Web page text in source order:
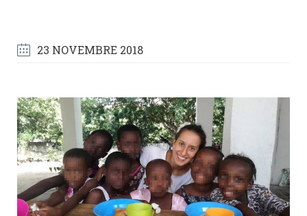
23 NOVEMBRE 2018